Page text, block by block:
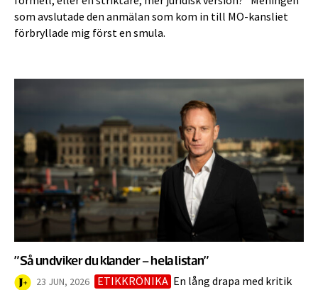
som avslutade den anmälan som kom in till MO-kansliet
förbryllade mig först en smula.
”Så undviker du klander – hela listan”
23 JUN, 2026 ETIKKRÖNIKA En lång drapa med kritik